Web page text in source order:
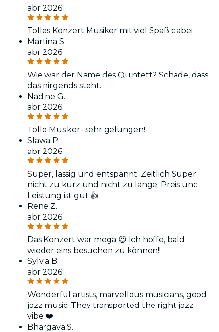
abr 2026
Tolles Konzert Musiker mit viel Spaß dabei
Martina S.
abr 2026
Wie war der Name des Quintett? Schade, dass
das nirgends steht.
Nadine G.
abr 2026
Tolle Musiker- sehr gelungen!
Slawa P.
abr 2026
Super, lässig und entspannt. Zeitlich Super,
nicht zu kurz und nicht zu lange. Preis und
Leistung ist gut 👍
Rene Z.
abr 2026
Das Konzert war mega 😍 Ich hoffe, bald
wieder eins besuchen zu können!!
Sylvia B.
abr 2026
Wonderful artists, marvellous musicians, good
jazz music. They transported the right jazz
vibe ❤️
Bhargava S.